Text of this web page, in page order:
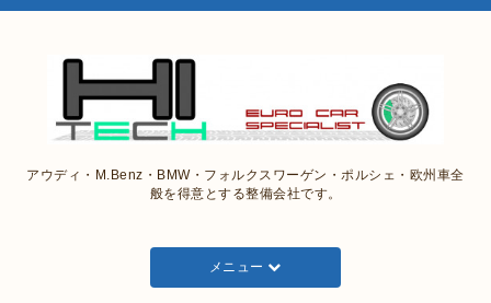
アウディ・M.Benz・BMW・フォルクスワーゲン・ポルシェ・欧州車全
般を得意とする整備会社です。
メニュー